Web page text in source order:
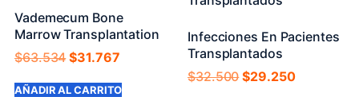
Vademecum Bone
Marrow Transplantation
$63.534$31.767
AÑADIR AL CARRITO
Infecciones En Pacientes
Transplantados
$32.500$29.250